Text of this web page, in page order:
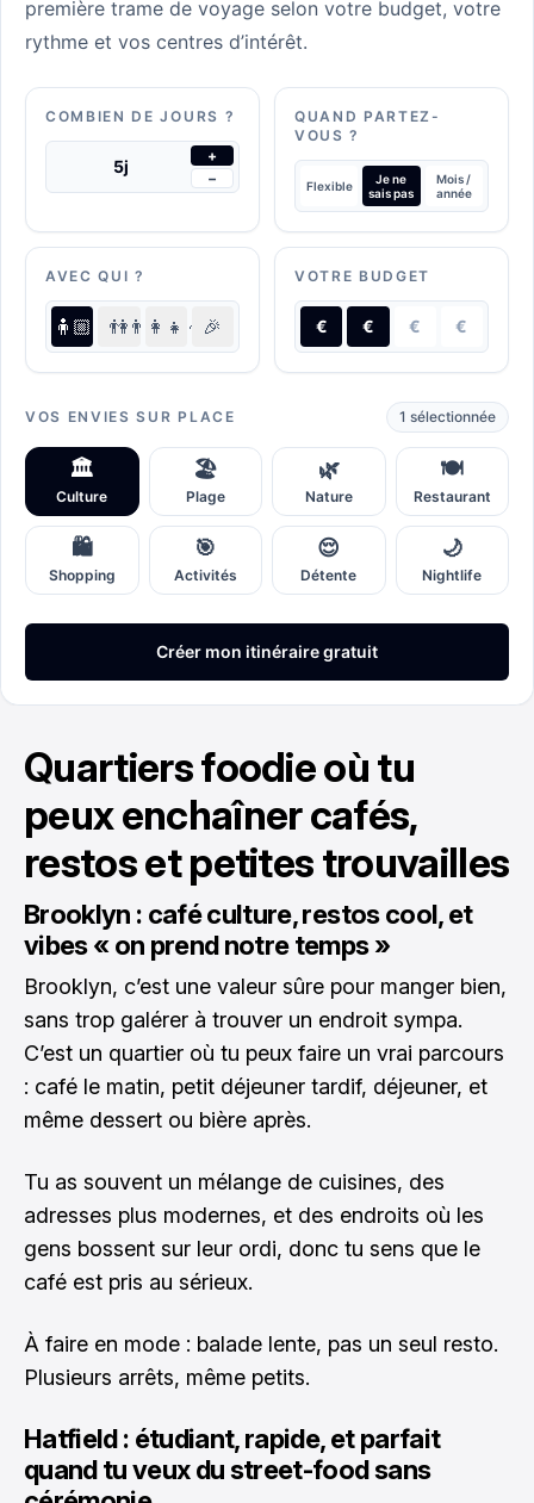
Quartiers foodie où tu
peux enchaîner cafés,
restos et petites trouvailles
Brooklyn : café culture, restos cool, et
vibes « on prend notre temps »
Brooklyn, c’est une valeur sûre pour manger bien,
sans trop galérer à trouver un endroit sympa.
C’est un quartier où tu peux faire un vrai parcours
: café le matin, petit déjeuner tardif, déjeuner, et
même dessert ou bière après.
Tu as souvent un mélange de cuisines, des
adresses plus modernes, et des endroits où les
gens bossent sur leur ordi, donc tu sens que le
café est pris au sérieux.
À faire en mode : balade lente, pas un seul resto.
Plusieurs arrêts, même petits.
Hatfield : étudiant, rapide, et parfait
quand tu veux du street-food sans